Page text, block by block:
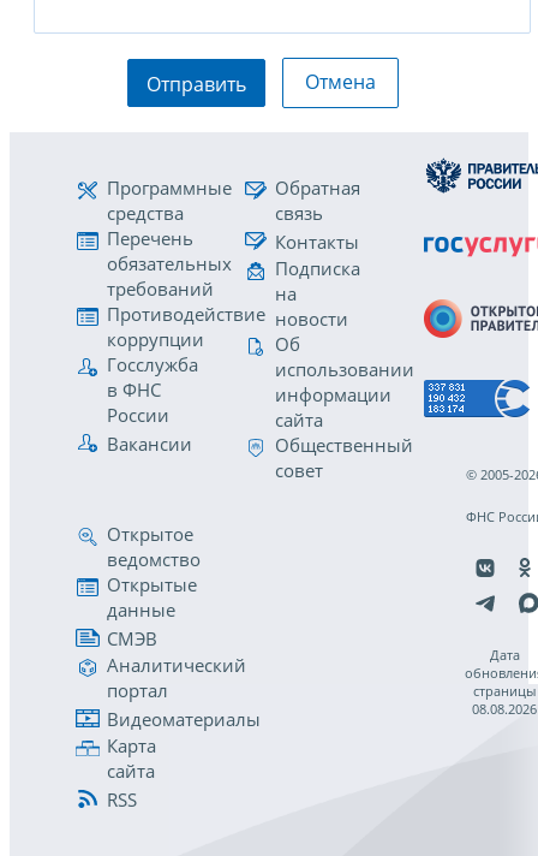
Отправить Отмена
Программные
средства
Перечень
обязательных
требований
Противодействие
коррупции
Госслужба
в ФНС
России
Вакансии
Обратная
связь
Контакты
Подписка
на
новости
Об
использовании
информации
сайта
Общественный
совет
Открытое
ведомство
Открытые
данные
СМЭВ
Аналитический
портал
Видеоматериалы
Карта
сайта
RSS
© 2005-
ФНС
Дата
страницы
08.08.2026